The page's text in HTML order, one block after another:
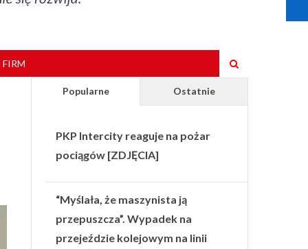
Popularne Ostatnie
PKP Intercity reaguje na pożar
pociągów [ZDJĘCIA]
“Myślała, że maszynista ją
przepuszcza”. Wypadek na
przejeździe kolejowym na linii